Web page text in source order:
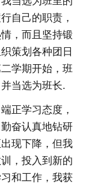
自己的职责，
，而且坚持锻
策划各种团日
学期开始，班
当选为班长.
正学习态度，
奋认真地钻研
现下降，但我
，投入到新的
和工作，我获